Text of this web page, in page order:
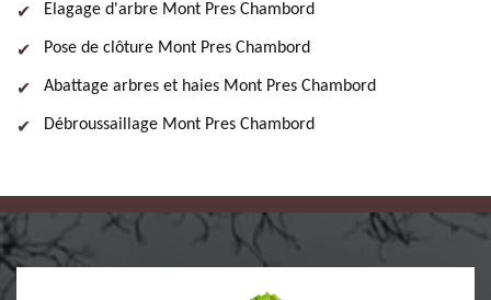
Elagage d'arbre Mont Pres Chambord
Pose de clôture Mont Pres Chambord
Abattage arbres et haies Mont Pres Chambord
Débroussaillage Mont Pres Chambord